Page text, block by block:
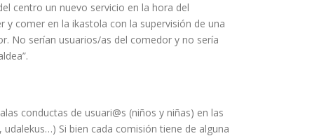
centro un nuevo servicio en la hora del
y comer en la ikastola con la supervisión de una
No serían usuarios/as del comedor y no sería
conductas de usuari@s (niños y niñas) en las
Si bien cada comisión tiene de alguna